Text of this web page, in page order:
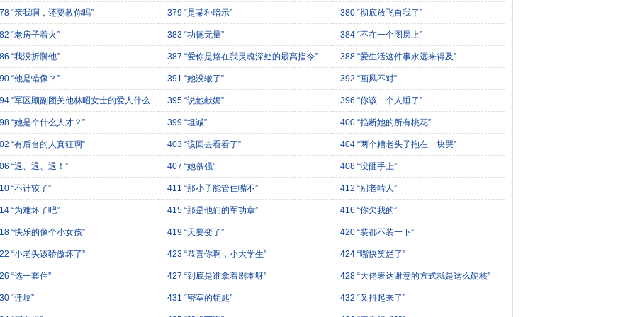
“亲我啊，还要教你吗” 379 “是某种暗示” 380 “彻底放飞自我了”
“老房子着火” 383 “功德无量” 384 “不在一个图层上”
“我没折腾他” 387 “爱你是烙在我灵魂深处的最高指令” 388 “爱生活这件事永远来得及”
“他是蜡像？” 391 “她没辙了” 392 “画风不对”
“军区顾副团关他林昭女士的爱人什么 395 “说他献媚” 396 “你该一个人睡了”
“她是个什么人才？” 399 “坦诚” 400 “掐断她的所有桃花”
“有后台的人真狂啊” 403 “该回去看看了” 404 “两个糟老头子抱在一块哭”
“退、退、退！” 407 “她慕强” 408 “没砸手上”
“不计较了” 411 “那小子能管住嘴不” 412 “别老啃人”
“为难坏了吧” 415 “那是他们的军功章” 416 “你欠我的”
“快乐的像个小女孩” 419 “天要变了” 420 “装都不装一下”
“小老头该骄傲坏了” 423 “恭喜你啊，小大学生” 424 “嘴快笑烂了”
“选一套住” 427 “到底是谁拿着剧本呀” 428 “大佬表达谢意的方式就是这么硬核”
“迁坟” 431 “密室的钥匙” 432 “又抖起来了”